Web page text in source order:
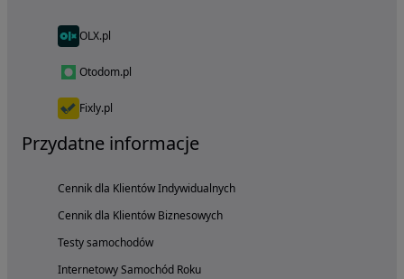
OLX.pl
Otodom.pl
Fixly.pl
Przydatne informacje
Cennik dla Klientów Indywidualnych
Cennik dla Klientów Biznesowych
Testy samochodów
Internetowy Samochód Roku